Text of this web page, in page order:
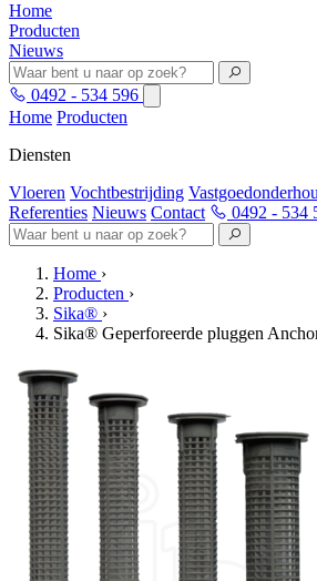
Home
Producten
Nieuws
0492 - 534 596
Home Producten
Diensten
Vloeren Vochtbestrijding
Referenties Nieuws Contact 0492 - 534
Home ›
Producten ›
Sika® ›
Sika® Geperforeerde pluggen